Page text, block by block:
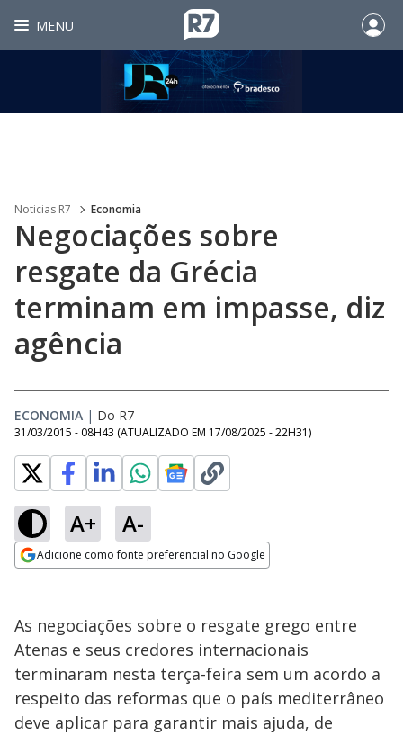
MENU
Noticias R7 Economia
Negociações sobre
resgate da Grécia
terminam em impasse, diz
agência
ECONOMIA | Do R7
31/03/2015 - 08H43 (ATUALIZADO EM 17/08/2025 - 22H31)
A+ A-
Adicione como fonte preferencial no Google
As negociações sobre o resgate grego entre
Atenas e seus credores internacionais
terminaram nesta terça-feira sem um acordo a
respeito das reformas que o país mediterrâneo
deve aplicar para garantir mais ajuda, de